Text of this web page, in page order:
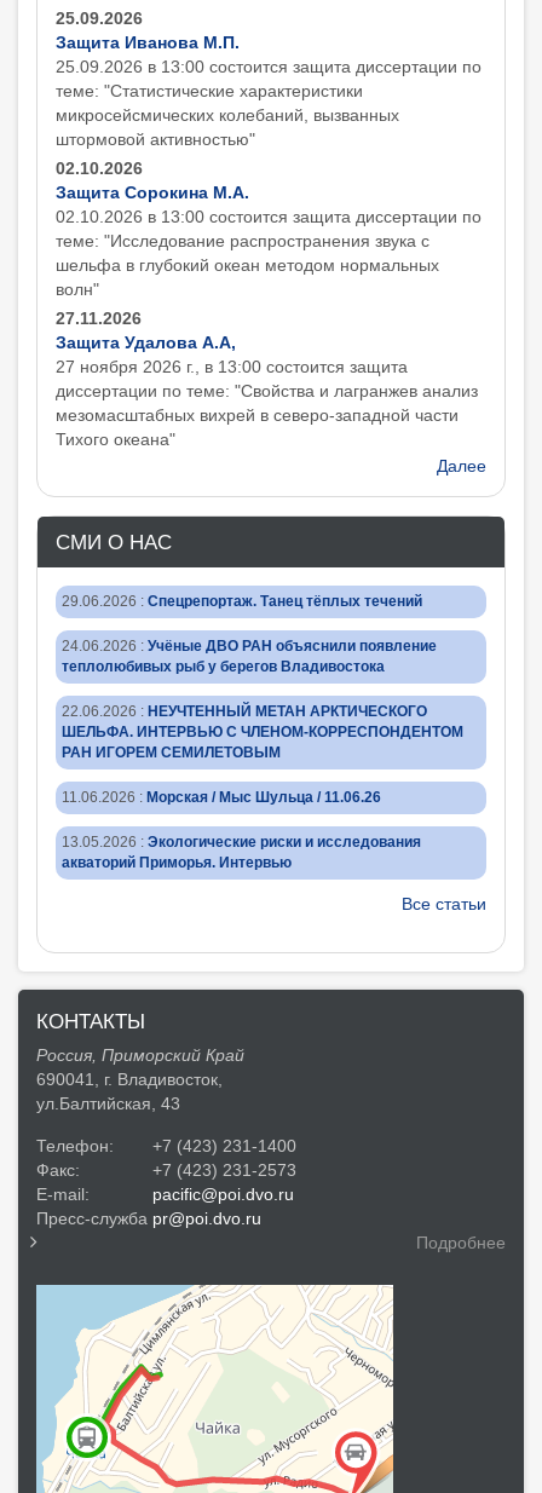
25.09.2026
Защита Иванова М.П.
25.09.2026 в 13:00 состоится защита диcсертации по
теме: "Статистические характеристики
микросейсмических колебаний, вызванных
штормовой активностью"
02.10.2026
Защита Сорокина М.А.
02.10.2026 в 13:00 состоится защита диcсертации по
теме: "Исследование распространения звука с
шельфа в глубокий океан методом нормальных
волн"
27.11.2026
Защита Удалова А.А,
27 ноября 2026 г., в 13:00 состоится защита
диcсертации по теме: "Свойства и лагранжев анализ
мезомасштабных вихрей в северо-западной части
Тихого океана"
Далее
СМИ О НАС
29.06.2026 : Спецрепортаж. Танец тёплых течений
24.06.2026 : Учёные ДВО РАН объяснили появление
теплолюбивых рыб у берегов Владивостока
22.06.2026 : НЕУЧТЕННЫЙ МЕТАН АРКТИЧЕСКОГО
ШЕЛЬФА. ИНТЕРВЬЮ С ЧЛЕНОМ-КОРРЕСПОНДЕНТОМ
РАН ИГОРЕМ СЕМИЛЕТОВЫМ
11.06.2026 : Морская / Мыс Шульца / 11.06.26
13.05.2026 : Экологические риски и исследования
акваторий Приморья. Интервью
Все статьи
КОНТАКТЫ
Россия, Приморский Край
690041, г. Владивосток,
ул.Балтийская, 43
Телефон:
+7 (423) 231-1400
Факс:
+7 (423) 231-2573
E-mail:
pacific@poi.dvo.ru
Пресс-служба pr@poi.dvo.ru
Подробнее